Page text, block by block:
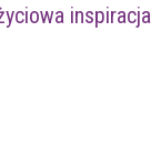
inspiracja